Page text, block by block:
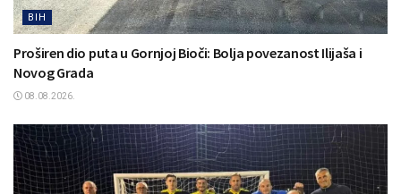
BIH
Proširen dio puta u Gornjoj Bioči: Bolja povezanost Ilijaša i
Novog Grada
08.08.2026.